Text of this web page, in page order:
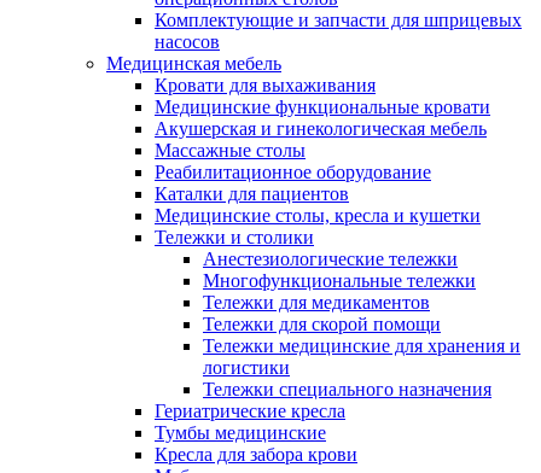
Комплектующие и запчасти для шприцевых
насосов
Медицинская мебель
Кровати для выхаживания
Медицинские функциональные кровати
Акушерская и гинекологическая мебель
Массажные столы
Реабилитационное оборудование
Каталки для пациентов
Медицинские столы, кресла и кушетки
Тележки и столики
Анестезиологические тележки
Многофункциональные тележки
Тележки для медикаментов
Тележки для скорой помощи
Тележки медицинские для хранения и
логистики
Тележки специального назначения
Гериатрические кресла
Тумбы медицинские
Кресла для забора крови